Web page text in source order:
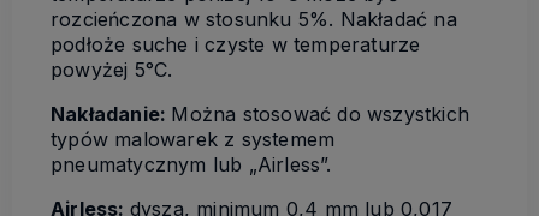
rozcieńczona w stosunku 5%. Nakładać na
podłoże suche i czyste w temperaturze
powyżej 5°C.
Nakładanie: Można stosować do wszystkich
typów malowarek z systemem
pneumatycznym lub „Airless”.
Airless: dysza, minimum 0,4 mm lub 0,017